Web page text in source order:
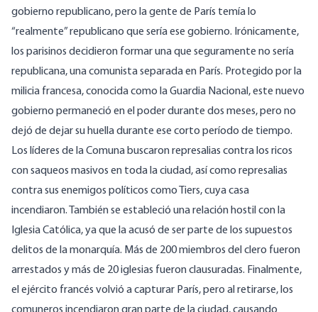
gobierno republicano, pero la gente de París temía lo
“realmente” republicano que sería ese gobierno. Irónicamente,
los parisinos decidieron formar una que seguramente no sería
republicana, una comunista separada en París. Protegido por la
milicia francesa, conocida como la Guardia Nacional, este nuevo
gobierno permaneció en el poder durante dos meses, pero no
dejó de dejar su huella durante ese corto período de tiempo.
Los líderes de la Comuna buscaron represalias contra los ricos
con saqueos masivos en toda la ciudad, así como represalias
contra sus enemigos políticos como Tiers, cuya casa
incendiaron. También se estableció una relación hostil con la
Iglesia Católica, ya que la acusó de ser parte de los supuestos
delitos de la monarquía. Más de 200 miembros del clero fueron
arrestados y más de 20 iglesias fueron clausuradas. Finalmente,
el ejército francés volvió a capturar París, pero al retirarse, los